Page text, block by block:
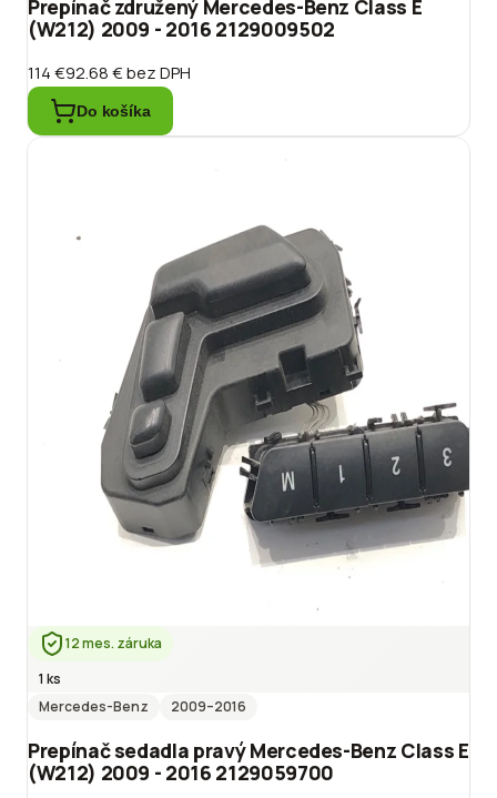
Prepínač združený Mercedes-Benz Class E
(W212) 2009 - 2016 2129009502
114 €92.68 €bez DPH
Do košíka
12 mes. záruka
1 ks
Mercedes-Benz
2009–2016
Prepínač sedadla pravý Mercedes-Benz Class E
(W212) 2009 - 2016 2129059700